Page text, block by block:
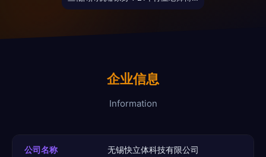
企业信息
Information
公司名称 无锡快立体科技有限公司